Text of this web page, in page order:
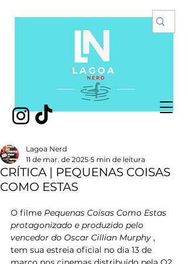
CRÍTICA | PEQUENAS COISAS
COMO ESTAS
Lagoa Nerd
11 de mar. de 2025 5 min de leitura
O filme Pequenas Coisas Como Estas
protagonizado e produzido pelo
vencedor do Oscar Cillian Murphy ,
tem sua estreia oficial no dia 13 de